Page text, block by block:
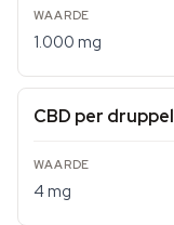
1.000 mg
CBD per druppel
4 mg